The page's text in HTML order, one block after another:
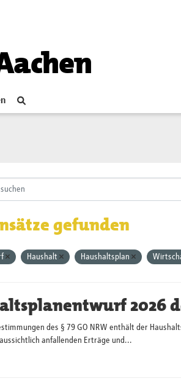
gefunden
Haushalt Haushaltsplan
2026
des § 79 GO NRW enthält der
anfallenden Erträge und...